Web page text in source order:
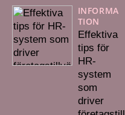
INFORMA
TION
Effektiva
tips för
HR-
system
som
driver